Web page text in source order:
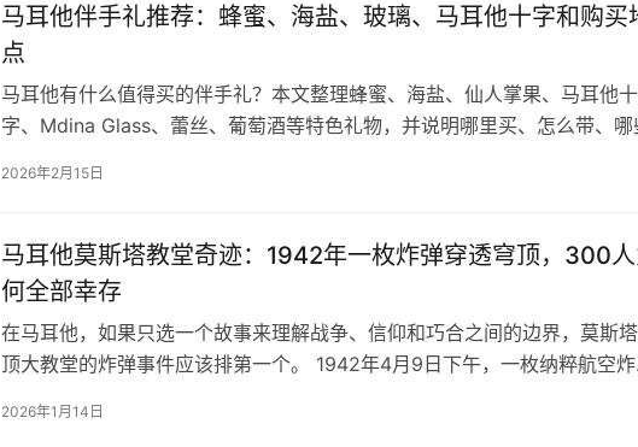
马耳他伴手礼推荐：蜂蜜、海盐、玻璃、马耳他十字和购买
点
马耳他有什么值得买的伴手礼？本文整理蜂蜜、海盐、仙人掌果、马耳他十
字、Mdina Glass、蕾丝、葡萄酒等特色礼物，并说明哪里买、怎么带、哪
2026年2月15日
马耳他莫斯塔教堂奇迹：1942年一枚炸弹穿透穹顶，300
何全部幸存
在马耳他，如果只选一个故事来理解战争、信仰和巧合之间的边界，莫斯
顶大教堂的炸弹事件应该排第一个。 1942年4月9日下午，一枚纳粹航空炸
教堂，侧厅里还摆着那枚炸弹的复制品。穹顶的修补痕迹已经看不清了，但
2026年1月14日